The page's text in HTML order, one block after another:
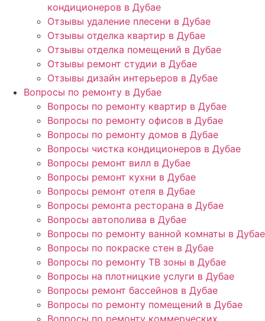
кондиционеров в Дубае
Отзывы удаление плесени в Дубае
Отзывы отделка квартир в Дубае
Отзывы отделка помещений в Дубае
Отзывы ремонт студии в Дубае
Отзывы дизайн интерьеров в Дубае
Вопросы по ремонту в Дубае
Вопросы по ремонту квартир в Дубае
Вопросы по ремонту офисов в Дубае
Вопросы по ремонту домов в Дубае
Вопросы чистка кондиционеров в Дубае
Вопросы ремонт вилл в Дубае
Вопросы ремонт кухни в Дубае
Вопросы ремонт отеля в Дубае
Вопросы ремонта ресторана в Дубае
Вопросы автополива в Дубае
Вопросы по ремонту ванной комнаты в Дубае
Вопросы по покраске стен в Дубае
Вопросы по ремонту ТВ зоны в Дубае
Вопросы на плотницкие услуги в Дубае
Вопросы ремонт бассейнов в Дубае
Вопросы по ремонту помещений в Дубае